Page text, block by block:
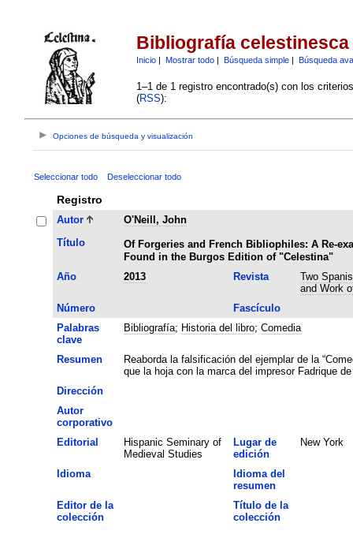
Bibliografía celestinesca
Inicio| Mostrar todo| Búsqueda simple| Búsqueda
1–1 de 1 registro encontrado(s) con los
(RSS):
Opciones de búsqueda y visualización
Seleccionar todo Deseleccionar todo
Registro
Autor
O'Neill, John
Título
Of Forgeries and French Bibliophiles: A Re-
Found in the Burgos Edition of "Celestina"
Año
2013 Revista
Two
and Work
Número
Fascículo
Palabras
clave
Bibliografía; Historia del libro; Comedia
Resumen
Reaborda la falsificación del ejemplar de la
que la hoja con la marca del impresor Fadrique
Dirección
Autor
corporativo
Editorial
Hispanic Seminary of
Medieval Studies
Lugar de
edición
New York
Idioma
Idioma del
resumen
Editor de la
colección
Título de la
colección